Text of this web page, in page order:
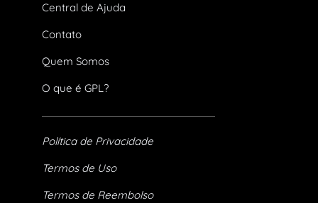
Central de Ajuda
Contato
Quem Somos
O que é GPL?
Política de Privacidade
Termos de Uso
Termos de Reembolso